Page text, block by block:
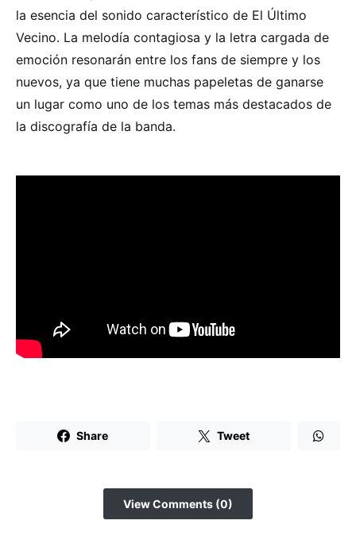
la esencia del sonido característico de El Último
Vecino. La melodía contagiosa y la letra cargada de
emoción resonarán entre los fans de siempre y los
nuevos, ya que tiene muchas papeletas de ganarse
un lugar como uno de los temas más destacados de
la discografía de la banda.
Share Tweet
View Comments (0)